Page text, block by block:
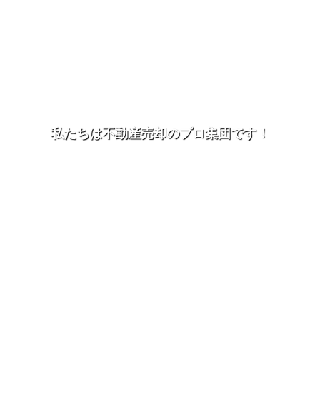
私たちは不動産売却のプロ集団です！